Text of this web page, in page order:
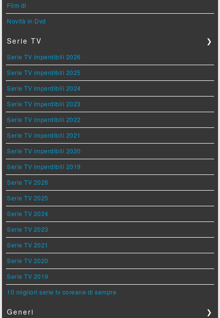
Film di
Novità in Dvd
Serie TV ❯
Serie TV imperdibili 2026
Serie TV imperdibili 2025
Serie TV imperdibili 2024
Serie TV imperdibili 2023
Serie TV imperdibili 2022
Serie TV imperdibili 2021
Serie TV imperdibili 2020
Serie TV imperdibili 2019
Serie TV 2026
Serie TV 2025
Serie TV 2024
Serie TV 2023
Serie TV 2021
Serie TV 2020
Serie TV 2019
10 migliori serie tv coreane di sempre
Generi ❯